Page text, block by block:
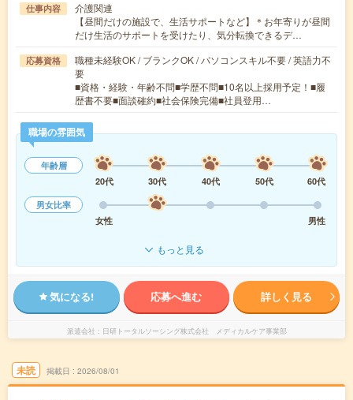
仕事内容
介護関連
【昼間だけの施設で、生活サポートなど】＊お年寄りが昼間
だけ生活のサポートを受けたり、気分転換できるデ…
応募資格
職種未経験OK / ブランクOK / パソコンスキル不要 / 英語力不
要
■資格・経験・年齢不問■学歴不問■10名以上採用予定！■履
歴書不要■面談確約■社会保険完備■社員登用…
職場の雰囲気
年齢層
20代
30代 40代 50代
60代
男女比率
女性
男性
もっと見る
気になる! 応募へ進む 詳しく見る
派遣会社 日研トータルソーシング株式会社 メディカルケア事業部
未読 掲載日 2026/08/01